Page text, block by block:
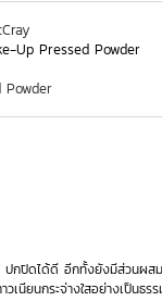
Up Pressed Powder
Powder
ปกปิดได้ดี อีกทั้งยังมีส่วนผส
เนียนกระจ่างใสอย่างเป็นธร